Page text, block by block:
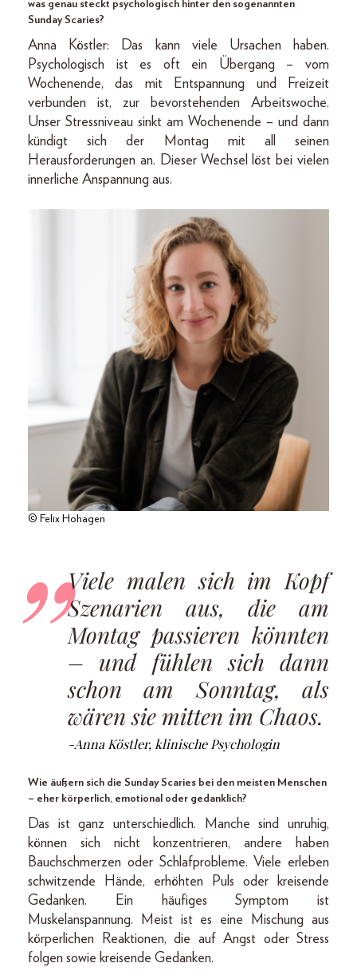
was genau steckt psychologisch hinter den sogenannten
Sunday Scaries?
Anna Köstler: Das kann viele Ursachen haben.
Psychologisch ist es oft ein Übergang – vom
Wochenende, das mit Entspannung und Freizeit
verbunden ist, zur bevorstehenden Arbeitswoche.
Unser Stressniveau sinkt am Wochenende – und dann
kündigt sich der Montag mit all seinen
Herausforderungen an. Dieser Wechsel löst bei vielen
innerliche Anspannung aus.
© Felix Hohagen
Viele malen sich im Kopf
Szenarien aus, die am
Montag passieren könnten
– und fühlen sich dann
schon am Sonntag, als
wären sie mitten im Chaos.
-Anna Köstler, klinische Psychologin
Wie äußern sich die Sunday Scaries bei den meisten Menschen
– eher körperlich, emotional oder gedanklich?
Das ist ganz unterschiedlich. Manche sind unruhig,
können sich nicht konzentrieren, andere haben
Bauchschmerzen oder Schlafprobleme. Viele erleben
schwitzende Hände, erhöhten Puls oder kreisende
Gedanken. Ein häufiges Symptom ist
Muskelanspannung. Meist ist es eine Mischung aus
körperlichen Reaktionen, die auf Angst oder Stress
folgen sowie kreisende Gedanken.